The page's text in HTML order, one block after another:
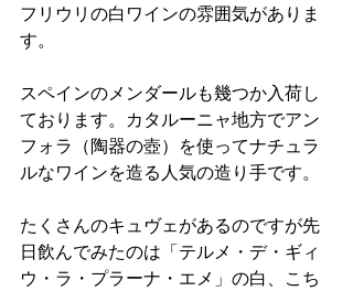
フリウリの白ワインの雰囲気がありま
す。
スペインのメンダールも幾つか入荷し
ております。カタルーニャ地方でアン
フォラ（陶器の壺）を使ってナチュラ
ルなワインを造る人気の造り手です。
たくさんのキュヴェがあるのですが先
日飲んでみたのは「テルメ・デ・ギィ
ウ・ラ・プラーナ・エメ」の白、こち